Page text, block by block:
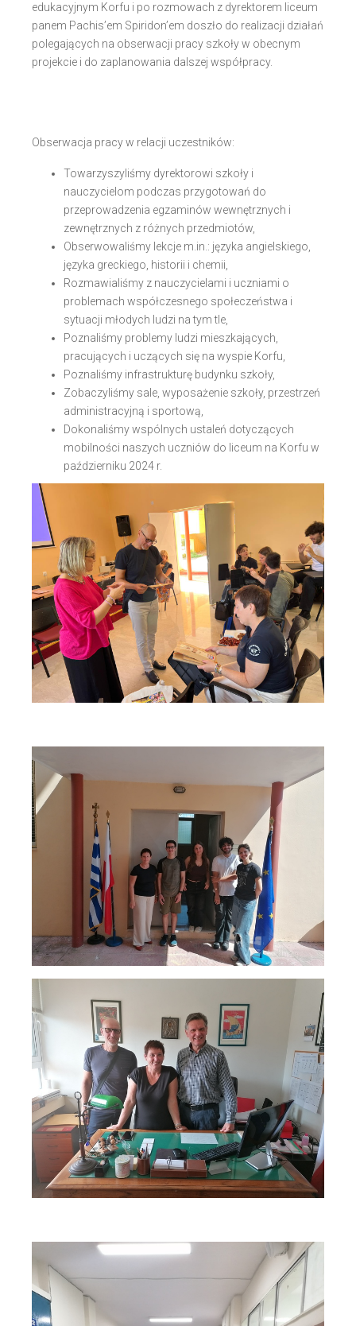
edukacyjnym Korfu i po rozmowach z dyrektorem liceum
panem Pachis’em Spiridon’em doszło do realizacji działań
polegających na obserwacji pracy szkoły w obecnym
projekcie i do zaplanowania dalszej współpracy.
Obserwacja pracy w relacji uczestników:
Towarzyszyliśmy dyrektorowi szkoły i
nauczycielom podczas przygotowań do
przeprowadzenia egzaminów wewnętrznych i
zewnętrznych z różnych przedmiotów,
Obserwowaliśmy lekcje m.in.: języka angielskiego,
języka greckiego, historii i chemii,
Rozmawialiśmy z nauczycielami i uczniami o
problemach współczesnego społeczeństwa i
sytuacji młodych ludzi na tym tle,
Poznaliśmy problemy ludzi mieszkających,
pracujących i uczących się na wyspie Korfu,
Poznaliśmy infrastrukturę budynku szkoły,
Zobaczyliśmy sale, wyposażenie szkoły, przestrzeń
administracyjną i sportową,
Dokonaliśmy wspólnych ustaleń dotyczących
mobilności naszych uczniów do liceum na Korfu w
październiku 2024 r.